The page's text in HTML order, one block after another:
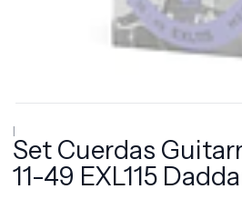
|
Set Cuerdas
11-49 EXL115